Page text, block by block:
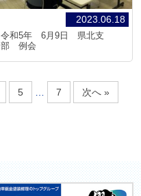
2023.06.18
令和5年 6月9日 県北支
部 例会
5 7 次へ »